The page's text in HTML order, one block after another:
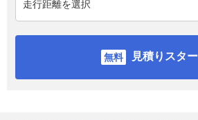
見積りスタ